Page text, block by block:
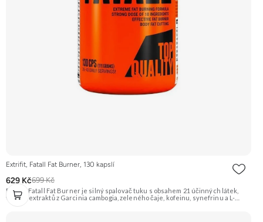
Extrifit, Fatall Fat Burner, 130 kapslí
629 Kč699 Kč
Extrifit Fatall Fat Burner je silný spalovač tuku s obsahem 21 účinných látek,
včetně extraktů z Garcinia cambogia, zeleného čaje, kofeinu, synefrinu a L-